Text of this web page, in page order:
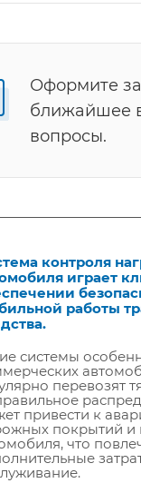
Оформите
ближайшее
вопросы.
контроля
играет
работы
системы
перевозят
привести к
покрытий и
что